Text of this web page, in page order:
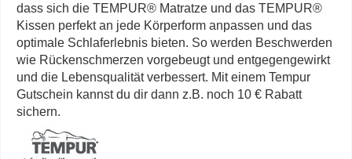
dass sich die TEMPUR® Matratze und das TEMPUR®
Kissen perfekt an jede Körperform anpassen und das
optimale Schlaferlebnis bieten. So werden Beschwerden
wie Rückenschmerzen vorgebeugt und entgegengewirkt
und die Lebensqualität verbessert. Mit einem Tempur
Gutschein kannst du dir dann z.B. noch 10 € Rabatt
sichern.